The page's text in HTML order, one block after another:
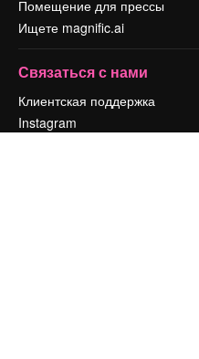
Помещение для прессы
Ищете magnific.ai
Связаться с нами
Клиентская поддержка
Instagram